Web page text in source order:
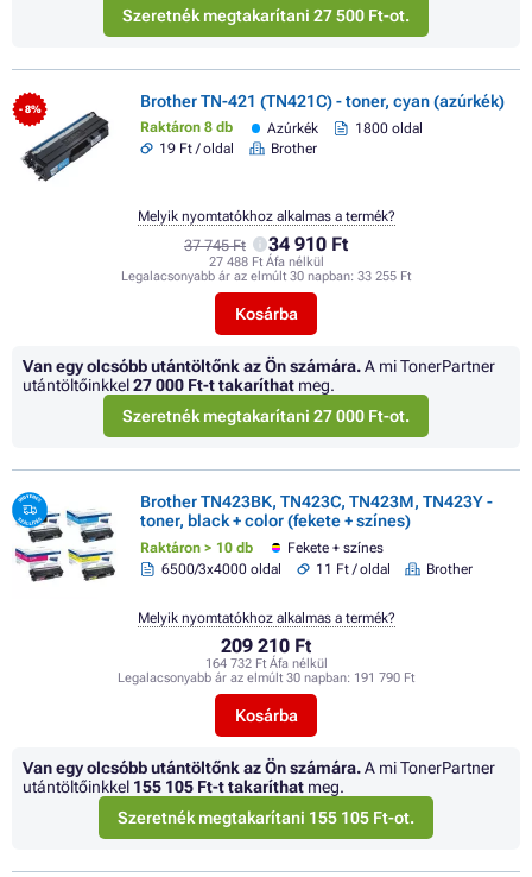
Szeretnék megtakarítani 27 500 Ft-ot.
- 8% Brother TN-421 (TN421C) - toner, cyan (azúrkék)
Raktáron 8 db Azúrkék
1800 oldal
19 Ft / oldal
Brother
37 745 Ft 34 910 Ft
27 488 Ft Áfa nélkül
Legalacsonyabb ár az elmúlt 30 napban: 33 255 Ft
Kosárba
Melyik nyomtatókhoz alkalmas a termék?
Van egy olcsóbb utántöltőnk az Ön számára.A mi TonerPartner
utántöltőinkkel27 000 Ft-t takaríthat meg.
Szeretnék megtakarítani 27 000 Ft-ot.
Brother TN423BK, TN423C, TN423M, TN423Y -
toner, black + color (fekete + színes)
Raktáron > 10 db
Fekete + színes
6500/3x4000 oldal
11 Ft / oldal Brother
209 210 Ft
164 732 Ft Áfa nélkül
Legalacsonyabb ár az elmúlt 30 napban: 191 790 Ft
Kosárba
Melyik nyomtatókhoz alkalmas a termék?
Van egy olcsóbb utántöltőnk az Ön számára.A mi TonerPartner
utántöltőinkkel 155 105 Ft-t takaríthat meg.
Szeretnék megtakarítani 155 105 Ft-ot.